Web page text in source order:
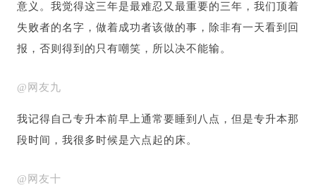
意义。我觉得这三年是最难忍又最重要的三年，我们顶着
失败者的名字，做着成功者该做的事，除非有一天看到回
报，否则得到的只有嘲笑，所以决不能输。
@网友九
我记得自己专升本前早上通常要睡到八点，但是专升本那
段时间，我很多时候是六点起的床。
@网友十